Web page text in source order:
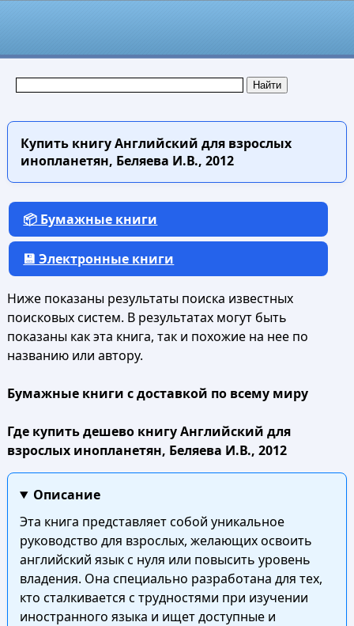
Купить книгуАнглийский для взрослых
инопланетян, Беляева И.В., 2012
📦 Бумажные книги
💾 Электронные книги
Ниже показаны результаты поиска известных
поисковых систем. В результатах могут быть
показаны как эта книга, так и похожие на нее по
названию или автору.
Бумажные книги с доставкой по всему миру
Где купить дешево книгу Английский для
взрослых инопланетян, Беляева И.В., 2012
Описание
Эта книга представляет собой уникальное
руководство для взрослых, желающих освоить
английский язык с нуля или повысить уровень
владения. Она специально разработана для тех,
кто сталкивается с трудностями при изучении
иностранного языка и ищет доступные и